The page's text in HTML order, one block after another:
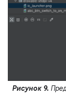
Рисунок 9.